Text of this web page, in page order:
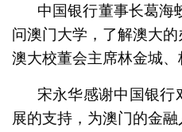
中国银行董事长葛海
问澳门大学，了解澳大
澳大校董会主席林金城、
宋永华感谢中国银行
展的支持，为澳门的金